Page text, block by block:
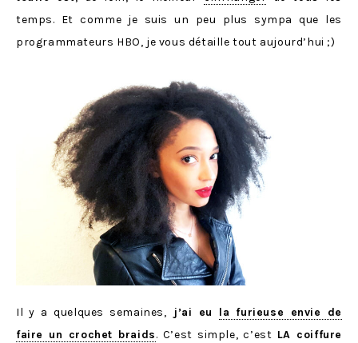
temps. Et comme je suis un peu plus sympa que les
programmateurs HBO, je vous détaille tout aujourd’hui ;)
Il y a quelques semaines, j’ai eu la furieuse envie de
faire un crochet braids. C’est simple, c’est LA coiffure